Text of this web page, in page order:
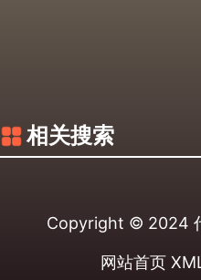
相关搜索
Copyright © 2024
网站首页